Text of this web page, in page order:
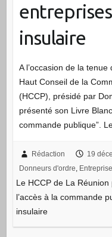
insulaire
A l’occasion de la
Haut Conseil de la
(HCCP), présidé par
présenté son Livre
commande publique”.
Rédaction 19
Donneurs d'ordre,
Le HCCP de La
l’accès à la commande
insulaire